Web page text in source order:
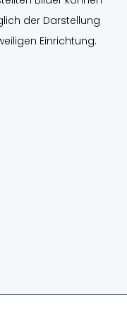
der Darstellung
Einrichtung.